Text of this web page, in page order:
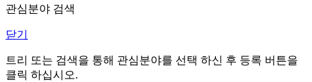
관심분야 검색
닫기
트리 또는 검색을 통해 관심분야를 선택 하신 후 등록 버튼을
클릭 하십시오.